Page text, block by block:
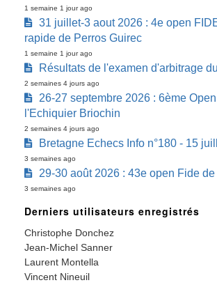
1 semaine 1 jour ago
31 juillet-3 aout 2026 : 4e open
rapide de Perros Guirec
1 semaine 1 jour ago
Résultats de l'examen d'arbitrage
2 semaines 4 jours ago
26-27 septembre 2026 : 6ème
l'Echiquier Briochin
2 semaines 4 jours ago
Bretagne Echecs Info n°180 - 15
3 semaines ago
29-30 août 2026 : 43e open Fide
3 semaines ago
Derniers utilisateurs enregistrés
Christophe Donchez
Jean-Michel Sanner
Laurent Montella
Vincent Nineuil